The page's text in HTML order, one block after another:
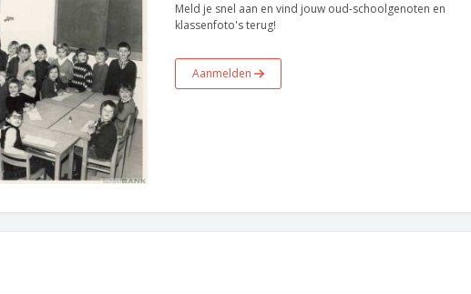
Meld je snel aan en vind jouw oud-schoolgenoten en
klassenfoto's terug!
Aanmelden